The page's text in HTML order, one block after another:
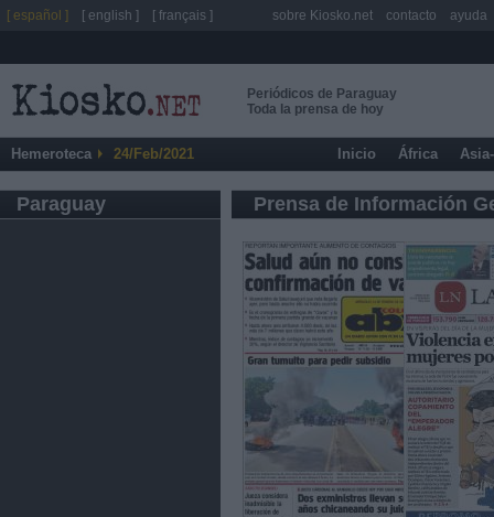
Periódicos de Paraguay
Toda la prensa de hoy
Hemeroteca 24/Feb/2021 Inicio África
Paraguay Prensa de Información
[ español ] [ english ] [ français ] sobre Kiosko.net contacto ayuda